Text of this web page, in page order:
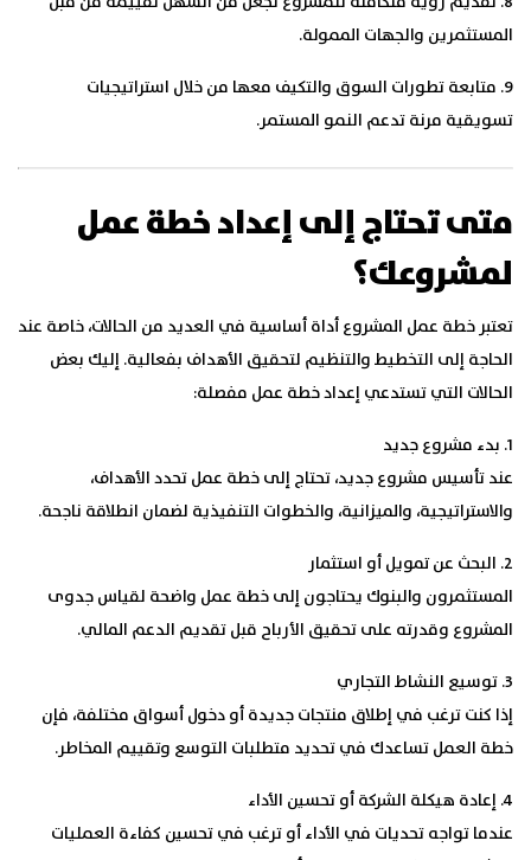
المستثمرين والجهات الممولة.
9. متابعة تطورات السوق والتكيف معها من خلال استراتيجيات
تسويقية مرنة تدعم النمو المستمر.
متى تحتاج إلى إعداد خطة عمل
لمشروعك؟
تعتبر خطة عمل المشروع أداة أساسية في العديد من الحالات، خاصة عند
الحاجة إلى التخطيط والتنظيم لتحقيق الأهداف بفعالية. إليك بعض
الحالات التي تستدعي إعداد خطة عمل مفصلة:
1. بدء مشروع جديد
عند تأسيس مشروع جديد، تحتاج إلى خطة عمل تحدد الأهداف،
والاستراتيجية، والميزانية، والخطوات التنفيذية لضمان انطلاقة ناجحة.
2. البحث عن تمويل أو استثمار
المستثمرون والبنوك يحتاجون إلى خطة عمل واضحة لقياس جدوى
المشروع وقدرته على تحقيق الأرباح قبل تقديم الدعم المالي.
3. توسيع النشاط التجاري
إذا كنت ترغب في إطلاق منتجات جديدة أو دخول أسواق مختلفة، فإن
خطة العمل تساعدك في تحديد متطلبات التوسع وتقييم المخاطر.
4. إعادة هيكلة الشركة أو تحسين الأداء
عندما تواجه تحديات في الأداء أو ترغب في تحسين كفاءة العمليات